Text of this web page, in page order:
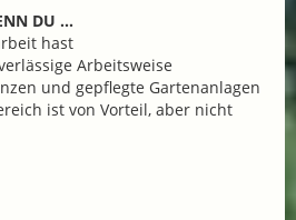
DU ...
hast
Arbeitsweise
und gepflegte Gartenanlagen
ist von Vorteil, aber nicht